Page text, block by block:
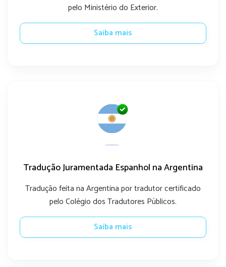
pelo Ministério do Exterior.
Saiba mais
Tradução Juramentada Espanhol na Argentina
Tradução feita na Argentina por tradutor certificado
pelo Colégio dos Tradutores Públicos.
Saiba mais